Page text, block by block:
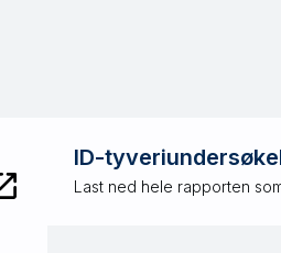
ID-
Last ned hele rapporten